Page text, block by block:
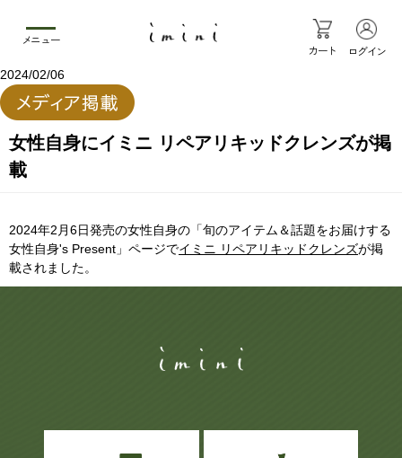
メニュー
カート ログイン
2024/02/06
女性自身にイミニ リペアリキッドクレンズが掲
載
2024年2月6日発売の女性自身の「旬のアイテム＆話題をお届けする
女性自身's Present」ページでイミニ リペアリキッドクレンズが掲
載されました。